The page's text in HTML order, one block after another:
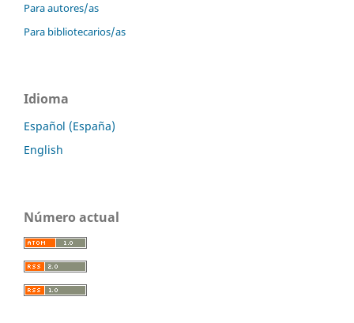
Para autores/as
Para bibliotecarios/as
Idioma
Español (España)
English
Número actual